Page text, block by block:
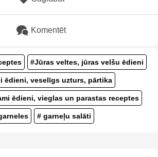
Komentēt
#Jūras veltes, jūras velšu ēdieni
ēdieni, veselīgs uzturs, pārtika
ēdieni, vieglas un parastas receptes
# garneļu salāti